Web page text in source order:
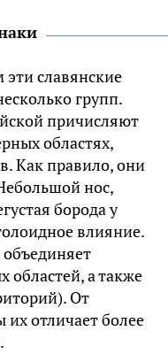
славянские
групп.
причисляют
областях,
Как правило, они
нос,
борода у
влияние.
областей, а также
От
отличает более